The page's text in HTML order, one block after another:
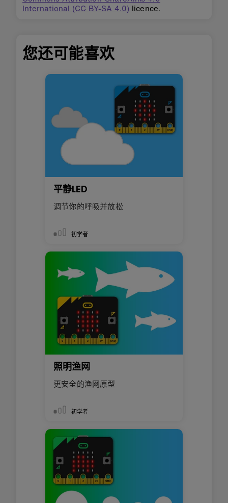
International (CC BY-SA 4.0) licence.
您还可能喜欢
平静LED
调节你的呼吸并放松
初学者
照明渔网
更安全的渔网原型
初学者